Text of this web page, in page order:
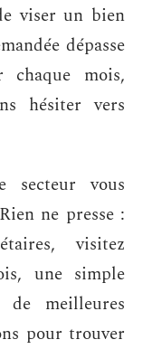
viser un bien
dépasse
chaque mois,
hésiter vers
secteur vous
ne presse :
visitez
une simple
de meilleures
pour trouver